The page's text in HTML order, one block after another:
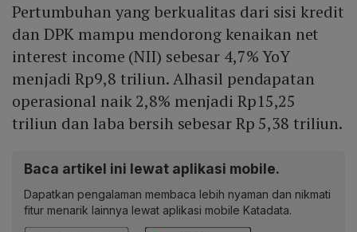
Pertumbuhan yang berkualitas dari sisi kredit
dan DPK mampu mendorong kenaikan net
interest income (NII) sebesar 4,7% YoY
menjadi Rp9,8 triliun. Alhasil pendapatan
operasional naik 2,8% menjadi Rp15,25
triliun dan laba bersih sebesar Rp 5,38 triliun.
Baca artikel ini lewat aplikasi mobile.
Dapatkan pengalaman membaca lebih nyaman dan nikmati
fitur menarik lainnya lewat aplikasi mobile Katadata.